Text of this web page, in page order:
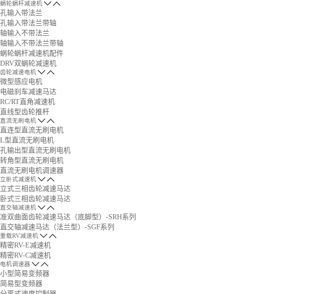
蜗轮蜗杆减速机
孔输入带法兰
孔输入带法兰带轴
轴输入不带法兰
轴输入不带法兰带轴
蜗轮蜗杆减速机配件
DRV双蜗轮减速机
齿轮减速电机
微型感应电机
电磁刹车减速马达
RC/RT直角减速机
直线型齿轮推杆
直流无刷电机
直连型直流无刷电机
L型直流无刷电机
孔输出型直流无刷电机
转角型直流无刷电机
直流无刷电机调速器
立卧式减速机
立式三相齿轮减速马达
卧式三相齿轮减速马达
直交轴减速机
准双曲面齿轮减速马达（底脚型）-SRH系列
直交轴减速马达（法兰型）-SGF系列
重载RV减速机
精密RV-E减速机
精密RV-C减速机
电机调速器
小型简易变频器
简易型变频器